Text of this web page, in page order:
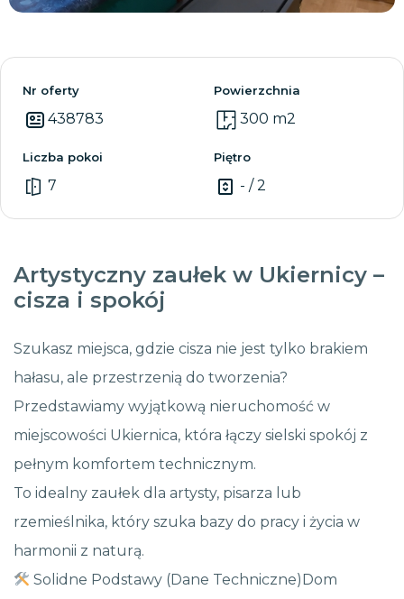
Nr oferty
438783
Powierzchnia
300 m2
Liczba pokoi
7
Piętro
- / 2
Artystyczny zaułek w Ukiernicy –
cisza i spokój
Szukasz miejsca, gdzie cisza nie jest tylko brakiem
hałasu, ale przestrzenią do tworzenia?
Przedstawiamy wyjątkową nieruchomość w
miejscowości Ukiernica, która łączy sielski spokój z
pełnym komfortem technicznym.
To idealny zaułek dla artysty, pisarza lub
rzemieślnika, który szuka bazy do pracy i życia w
harmonii z naturą.
Solidne Podstawy (Dane Techniczne)Dom